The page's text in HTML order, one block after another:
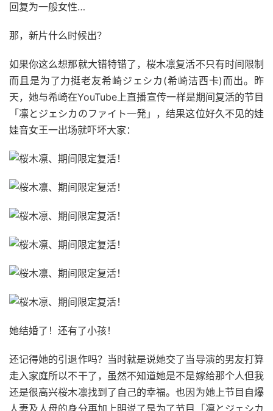
回复为一般女性…
那，新片什么时候出？
如果你这么想那就大错特错了，桜木凛复活不只有时间限制
而且是为了力挺老友希崎ジェシカ(希崎洁西卡)而出。昨
天，她与希崎在YouTube上直播宣传一样是期间复活的节目
「凛とジェシカのファイト一発」，结果这位好久不见的娃
娃音女王一出场就吓坏大家：
她结婚了！还有了小孩！
还记得她的引退作吗？当时就是说她交了当导演的男友打算
走入家庭所以不干了，虽然不知道她是不是嫁给那个人但我
还是很高兴桜木凛找到了自己的幸福。也因为她上节目自爆
人妻及人母的身分再加上明说了是为了节目「凛とジェシカ